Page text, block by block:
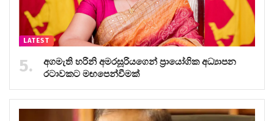
LATEST
අගමැති හරිනි අමරසූරියගෙන් ප්‍රායෝගික අධ්‍යාපන
රටාවකට මඟපෙන්වීමක්